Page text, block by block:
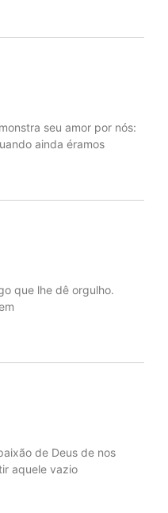
seu amor por nós:
ainda éramos
que lhe dê orgulho.
de Deus de nos
aquele vazio